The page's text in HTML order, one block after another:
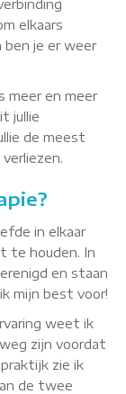
elkaars
ben je er weer
meer en meer
jullie
de meest
in elkaar
te houden. In
en staan
mijn best voor!
weet ik
zijn voordat
zie ik
de twee